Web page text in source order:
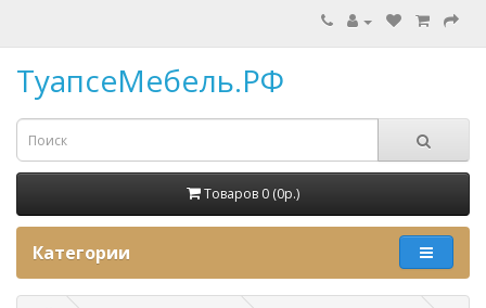
ТуапсеМебель.РФ
Товаров 0 (0p.)
Категории